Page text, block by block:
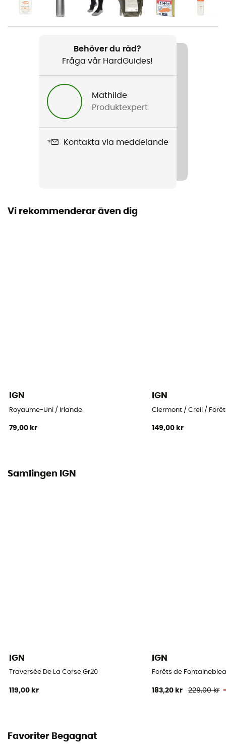
Produktnamn
Gorges De L'Ardêche.Bourg-Saint-Andéol.Vallon-
Pont-D'Arc
Behöver du råd?
Fråga vår HardGuides!
Mathilde
Produktexpert
Kontakta via meddelande
Vi rekommenderar även dig
IGN
Royaume-Uni / Irlande
79,00 kr
IGN
Clermont / Creil /
149,00 kr
Samlingen IGN
IGN
Traversée De La Corse Gr20
119,00 kr
IGN
Forêts de
183,20 kr 229,00 kr
Favoriter Begagnat